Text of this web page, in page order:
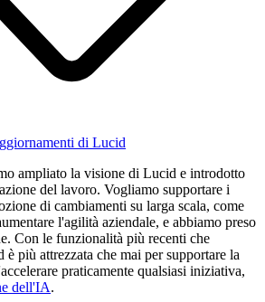
di Lucid
ampliato la visione di Lucid e introdotto
del lavoro. Vogliamo supportare i
di cambiamenti su larga scala, come
l'agilità aziendale, e abbiamo preso
Con le funzionalità più recenti che
più attrezzata che mai per supportare la
praticamente qualsiasi iniziativa,
dell'IA.